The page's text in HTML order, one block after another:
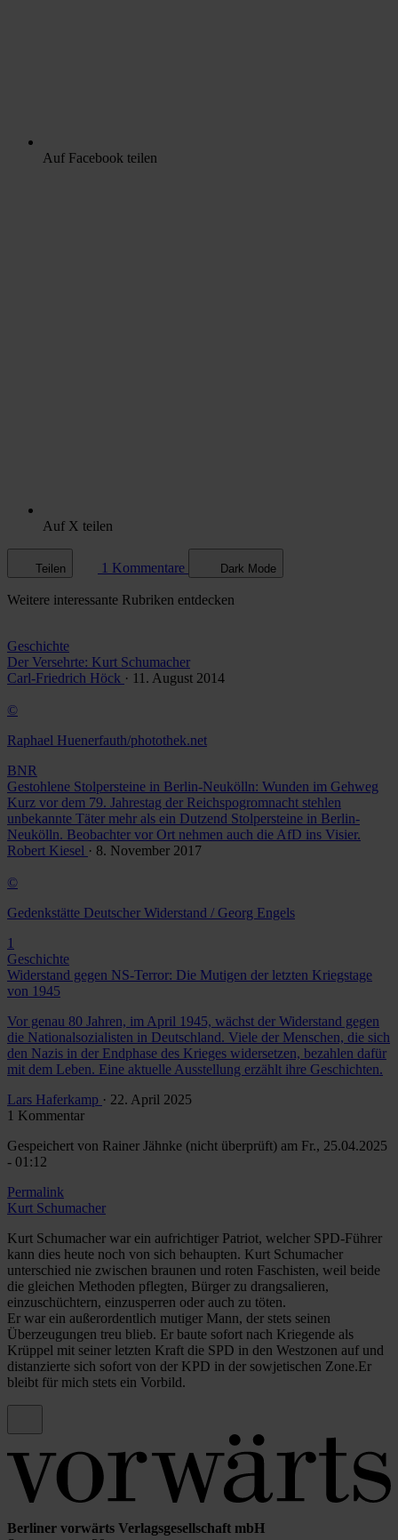
Auf Facebook teilen
Auf X teilen
Teilen 1 Kommentare Dark Mode
Weitere interessante Rubriken entdecken
Geschichte
Der Versehrte: Kurt Schumacher
Carl-Friedrich Höck · 11. August 2014
©
Raphael Huenerfauth/photothek.net
BNR
Gestohlene Stolpersteine in Berlin-Neukölln: Wunden im Gehweg
Kurz vor dem 79. Jahrestag der Reichspogromnacht stehlen
unbekannte Täter mehr als ein Dutzend Stolpersteine in Berlin-
Neukölln. Beobachter vor Ort nehmen auch die AfD ins Visier.
Robert Kiesel · 8. November 2017
©
Gedenkstätte Deutscher Widerstand / Georg Engels
1
Geschichte
Widerstand gegen NS-Terror: Die Mutigen der letzten Kriegstage
von 1945
Vor genau 80 Jahren, im April 1945, wächst der Widerstand gegen
die Nationalsozialisten in Deutschland. Viele der Menschen, die sich
den Nazis in der Endphase des Krieges widersetzen, bezahlen dafür
mit dem Leben. Eine aktuelle Ausstellung erzählt ihre Geschichten.
Lars Haferkamp · 22. April 2025
1 Kommentar
Gespeichert von Rainer Jähnke (nicht überprüft) am Fr., 25.04.2025
- 01:12
Permalink
Kurt Schumacher
Kurt Schumacher war ein aufrichtiger Patriot, welcher SPD-Führer
kann dies heute noch von sich behaupten. Kurt Schumacher
unterschied nie zwischen braunen und roten Faschisten, weil beide
die gleichen Methoden pflegten, Bürger zu drangsalieren,
einzuschüchtern, einzusperren oder auch zu töten.
Er war ein außerordentlich mutiger Mann, der stets seinen
Überzeugungen treu blieb. Er baute sofort nach Kriegende als
Krüppel mit seiner letzten Kraft die SPD in den Westzonen auf und
distanzierte sich sofort von der KPD in der sowjetischen Zone.Er
bleibt für mich stets ein Vorbild.
Berliner vorwärts Verlagsgesellschaft mbH